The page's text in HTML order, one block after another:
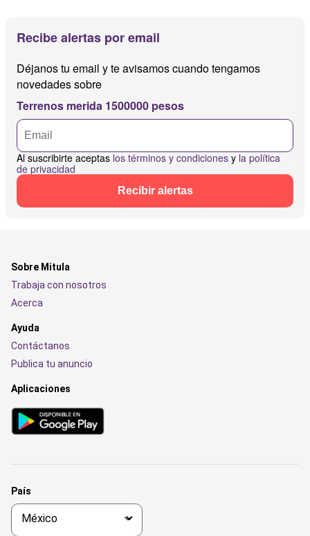
Recibe alertas por email
Déjanos tu email y te avisamos cuando tengamos
novedades sobre
Terrenos merida 1500000 pesos
Al suscribirte aceptas los términos y condiciones y la política
de privacidad
Recibir alertas
Sobre Mitula
Trabaja con nosotros
Acerca
Ayuda
Contáctanos
Publica tu anuncio
Aplicaciones
País